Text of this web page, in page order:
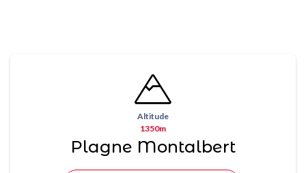
Altitude
1350m
Plagne Montalbert